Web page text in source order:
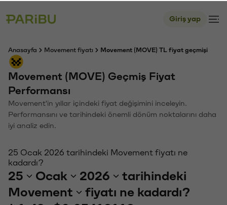
Giriş yap
Anasayfa Movement fiyatı Movement (MOVE) TL fiyat geçmişi
Movement (MOVE) Geçmiş Fiyat
Performansı
Movement'in yıllar içindeki fiyat değişimini inceleyin.
Performansını ve tarihindeki önemli dönüm noktalarını daha
iyi analiz edin.
25 Ocak 2026 tarihindeki Movement fiyatı ne
kadardı?
25 Ocak 2026
tarihindeki
Movement
fiyatı ne kadardı?